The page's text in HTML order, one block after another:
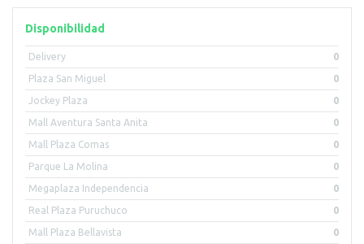
Disponibilidad
Delivery 0
Plaza San Miguel 0
Jockey Plaza 0
Mall Aventura Santa Anita 0
Mall Plaza Comas 0
Parque La Molina 0
Megaplaza Independencia 0
Real Plaza Puruchuco 0
Mall Plaza Bellavista 0